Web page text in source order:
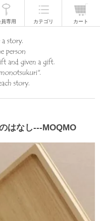
員専用 カテゴリ カート
はなし---MOQMO